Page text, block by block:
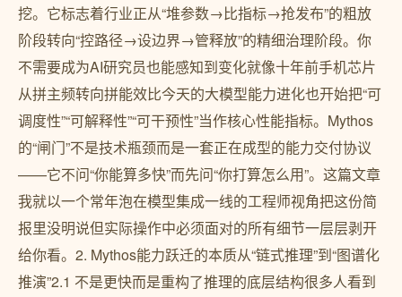
挖。它标志着行业正从“堆参数→比指标→抢发布”的粗放
阶段转向“控路径→设边界→管释放”的精细治理阶段。你
不需要成为AI研究员也能感知到变化就像十年前手机芯片
从拼主频转向拼能效比今天的大模型能力进化也开始把“可
调度性”“可解释性”“可干预性”当作核心性能指标。Mythos
的“闸门”不是技术瓶颈而是一套正在成型的能力交付协议
——它不问“你能算多快”而先问“你打算怎么用”。这篇文章
我就以一个常年泡在模型集成一线的工程师视角把这份简
报里没明说但实际操作中必须面对的所有细节一层层剥开
给你看。2. Mythos能力跃迁的本质从“链式推理”到“图谱化
推演”2.1 不是更快而是重构了推理的底层结构很多人看到